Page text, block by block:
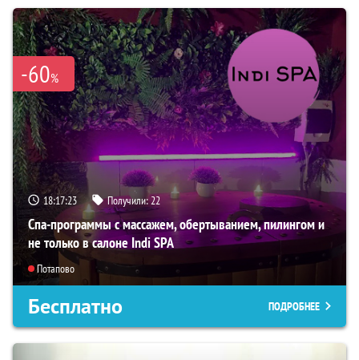
-60%
18:17:21 Получили:22
Спа-программы с массажем, обертыванием, пилингом и
не только в салоне Indi SPA
Потапово
Бесплатно ПОДРОБНЕЕ